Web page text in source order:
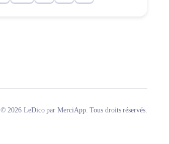
© 2026 LeDico par MerciApp. Tous droits réservés.